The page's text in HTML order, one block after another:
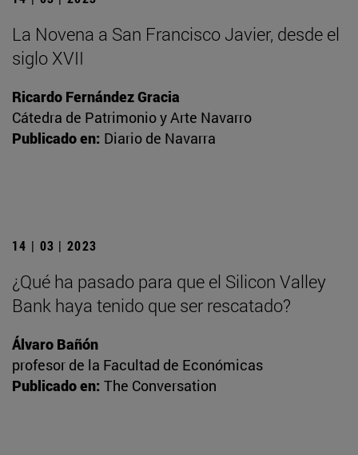
La Novena a San Francisco Javier, desde el
siglo XVII
Ricardo Fernández Gracia
Cátedra de Patrimonio y Arte Navarro
Publicado en: Diario de Navarra
14 | 03 | 2023
¿Qué ha pasado para que el Silicon Valley
Bank haya tenido que ser rescatado?
Álvaro Bañón
profesor de la Facultad de Económicas
Publicado en: The Conversation